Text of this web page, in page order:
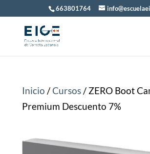
663801764
Inicio / Cursos/ ZERO Boot
Premium Descuento 7%